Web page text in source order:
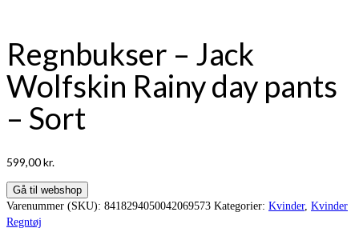
Regnbukser – Jack
Wolfskin Rainy day pants
– Sort
599,00kr.
Gå til webshop
Varenummer (SKU): 8418294050042069573 Kategorier: Kvinder, Kvinder
Regntøj